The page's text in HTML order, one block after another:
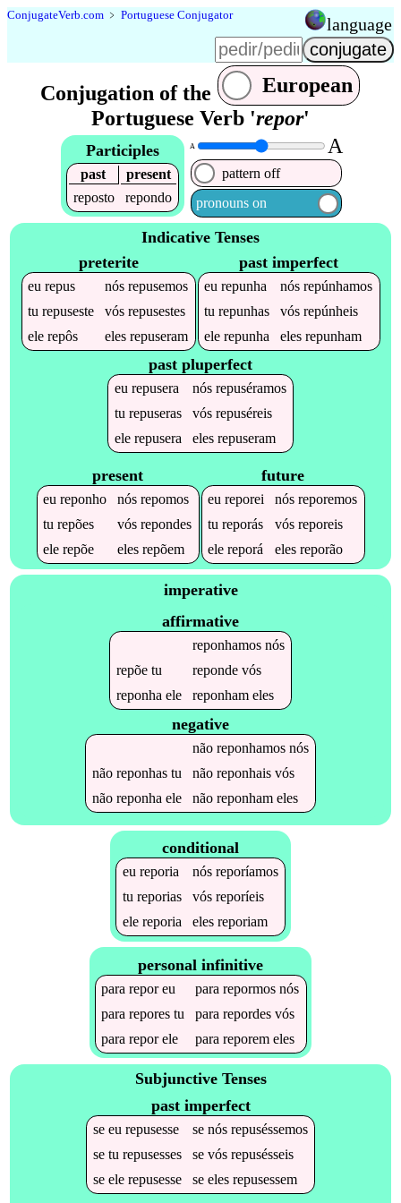
ConjugateVerb.com ﹥ Portuguese Conjugator language
Conjugation of the
European
Portuguese Verb 'repor'
Participles
past
present
reposto
repondo
A A
pattern off
pronouns on
Indicative Tenses
preterite
eurepus nósrepusemos
turepuseste vósrepusestes
elerepôs elesrepuseram
past imperfect
eurepunha nósrepúnhamos
turepunhas vósrepúnheis
elerepunha elesrepunham
past pluperfect
eu repusera nós repuséramos
tu repuseras vós repuséreis
ele repusera eles repuseram
present
eureponho nósrepomos
turepões vósrepondes
elerepõe elesrepõem
future
eureporei nósreporemos
tureporás vósreporeis
elereporá elesreporão
imperative
affirmative
reponhamosnós
repõetu repondevós
reponha ele reponhameles
negative
não reponhamosnós
não reponhastu não reponhaisvós
não reponha ele não reponhameles
conditional
eu reporia nós reporíamos
tu reporias vós reporíeis
ele reporia eles reporiam
personal infinitive
parareporeu pararepormos nós
pararepores tu pararepordes vós
parareporele parareporem eles
Subjunctive Tenses
past imperfect
se eu repusesse se nós repuséssemos
se tu repusesses se vós repusésseis
se ele repusesse se eles repusessem